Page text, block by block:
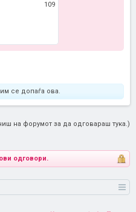
109
им се допаѓа ова.
на форумот за да одговараш тука.)
одговори.